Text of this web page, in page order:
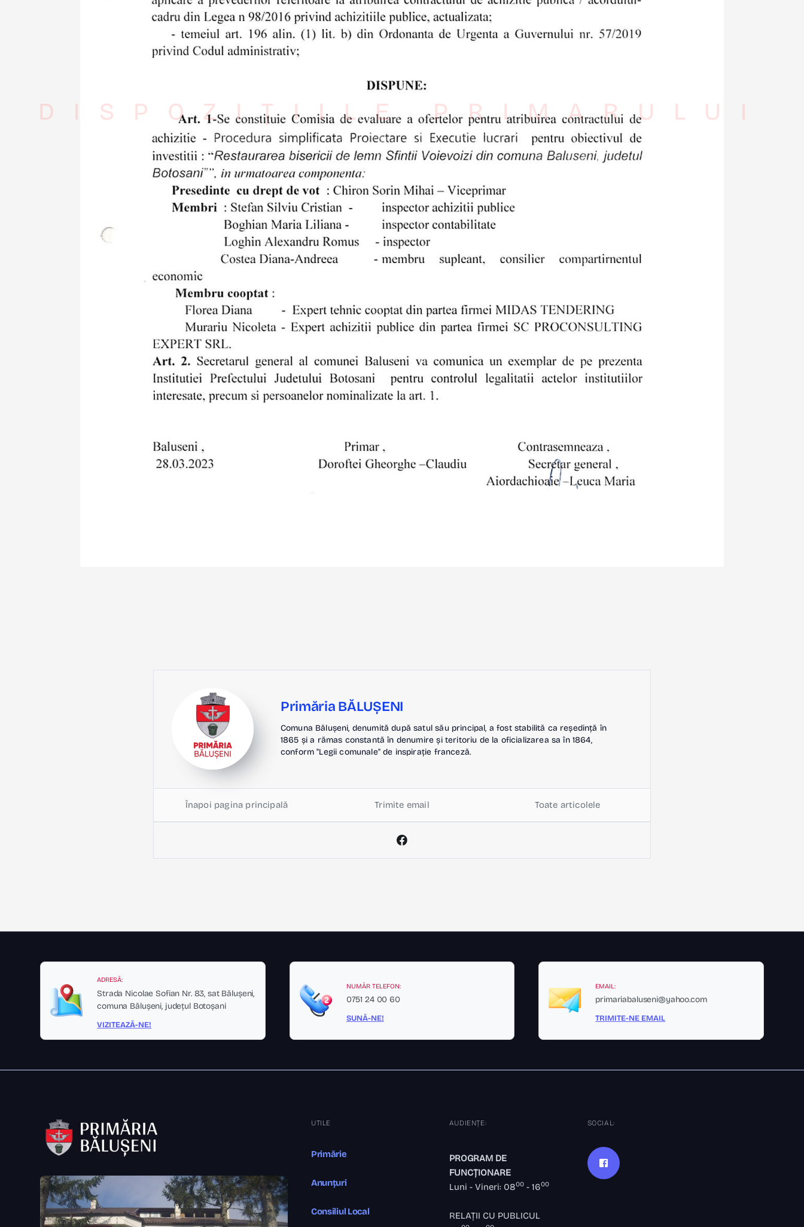
DISPOZIȚIILE PRIMARULUI
Primăria BĂLUȘENI
Comuna Bălușeni, denumită după satul său principal, a fost stabilită ca reședință în
1865 și a rămas constantă în denumire și teritoriu de la oficializarea sa în 1864,
conform "Legii comunale" de inspirație franceză.
Înapoi pagina principală Trimite email Toate articolele
ADRESĂ:
Strada Nicolae Sofian Nr. 83, sat Bălușeni,
comuna Bălușeni, județul Botoșani
VIZITEAZĂ-NE!
NUMĂR TELEFON:
0751 24 00 60
SUNĂ-NE!
EMAIL:
primariabaluseni@yahoo.com
TRIMITE-NE EMAIL
UTILE
Primărie
Anunțuri
Consiliul Local
AUDIENȚE:
PROGRAM DE
FUNCȚIONARE
Luni - Vineri: 0800- 1600
RELAȚII CU PUBLICUL
SOCIAL: